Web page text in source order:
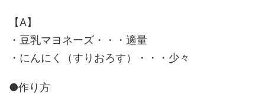
【A】
・豆乳マヨネーズ・・・適量
・にんにく（すりおろす）・・・少々
●作り方